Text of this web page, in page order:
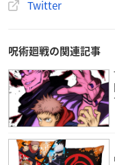
Twitter
呪術廻戦の関連記事